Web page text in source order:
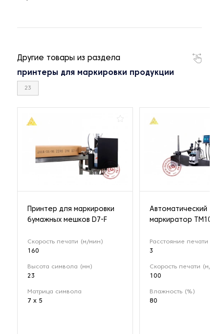
Другие товары из раздела
принтеры для маркировки продукции
23
Принтер для маркировки
бумажных мешков D7-F
Скорость печати (м/мин)
160
Высота символа (мм)
23
Матрица символа
7 x 5
Автоматический
маркиратор TM100
Расстояние печати
3
Скорость печати (м/
100
Влажность (%)
80